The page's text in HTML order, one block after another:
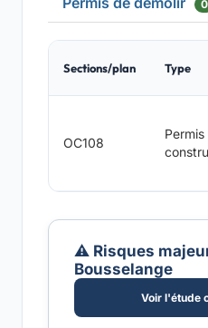
0
Sections/plan Type
OC108
⚠️ Risques
Bousselange
Voir l'étude